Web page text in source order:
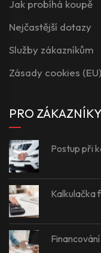
Jak probíhá koupě
Nejčastější dotazy
Služby zákazníkům
Zásady cookies (EU)
PRO ZÁKAZNÍKY
Postup při
Kalkulačka
Financování